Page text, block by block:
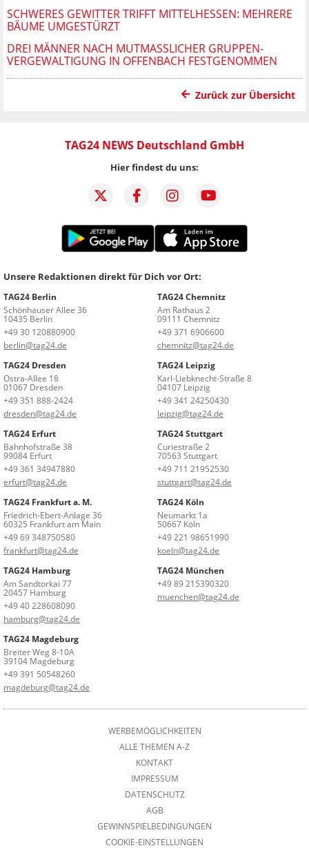
SCHWERES GEWITTER TRIFFT MITTELHESSEN: MEHRERE
BÄUME UMGESTÜRZT
DREI MÄNNER NACH MUTMASSLICHER GRUPPEN-V
ERGEWALTIGUNG IN OFFENBACH FESTGENOMMEN
Zurück zur Übersicht
TAG24 NEWS Deutschland GmbH
Hier findest du uns:
Unsere Redaktionen direkt für Dich vor Ort:
TAG24 Berlin
Schönhauser Allee 36
10435 Berlin
+49 30 120880900
berlin@tag24.de
TAG24 Chemnitz
Am Rathaus 2
09111 Chemnitz
+49 371 6906600
chemnitz@tag24.de
TAG24 Dresden
Ostra-Allee 18
01067 Dresden
+49 351 888-2424
dresden@tag24.de
TAG24 Leipzig
Karl-Liebknecht-Straße 8
04107 Leipzig
+49 341 24250430
leipzig@tag24.de
TAG24 Erfurt
Bahnhofstraße 38
99084 Erfurt
+49 361 34947880
erfurt@tag24.de
TAG24 Stuttgart
Curiestraße 2
70563 Stuttgart
+49 711 21952530
stuttgart@tag24.de
TAG24 Frankfurt a. M.
Friedrich-Ebert-Anlage 36
60325 Frankfurt am Main
+49 69 348750580
frankfurt@tag24.de
TAG24 Köln
Neumarkt 1a
50667 Köln
+49 221 98651990
koeln@tag24.de
TAG24 Hamburg
Am Sandtorkai 77
20457 Hamburg
+49 40 228608090
hamburg@tag24.de
TAG24 München
+49 89 215390320
muenchen@tag24.de
TAG24 Magdeburg
Breiter Weg 8-10A
39104 Magdeburg
+49 391 50548260
magdeburg@tag24.de
WERBEMÖGLICHKEITEN
ALLE THEMEN A-Z
KONTAKT
IMPRESSUM
DATENSCHUTZ
AGB
GEWINNSPIELBEDINGUNGEN
COOKIE-EINSTELLUNGEN